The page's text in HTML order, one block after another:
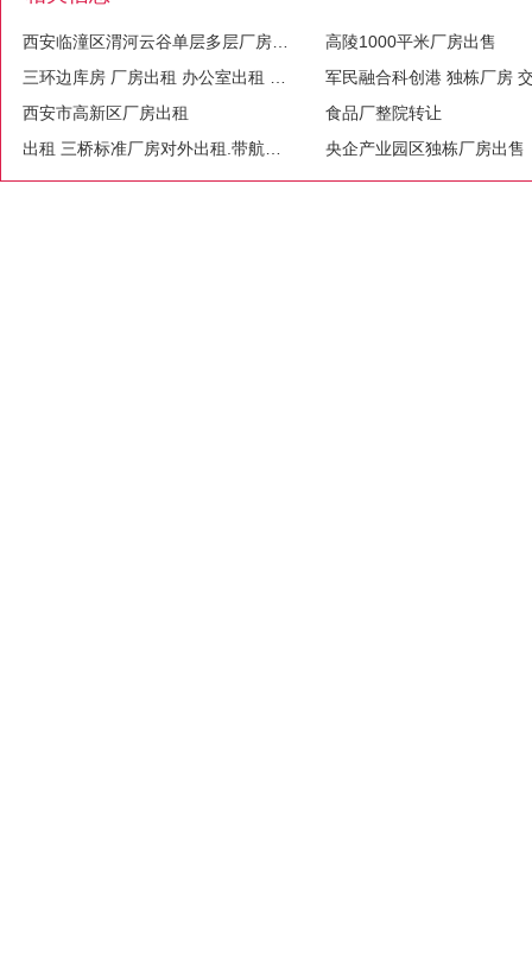
西安临潼区渭河云谷单层多层厂房出售600平起
高陵1000平米厂房出售
西安市高新区厂房出租
食品厂整院转让
央企产业园区独栋厂房出售